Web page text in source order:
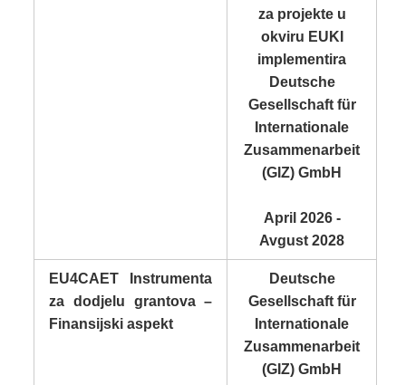
za projekte u
okviru EUKI
implementira
Deutsche
Gesellschaft für
Internationale
Zusammenarbeit
(GIZ) GmbH
April 2026 -
Avgust 2028
EU4CAET Instrumenta
za dodjelu grantova –
Finansijski aspekt
Deutsche
Gesellschaft für
Internationale
Zusammenarbeit
(GIZ) GmbH